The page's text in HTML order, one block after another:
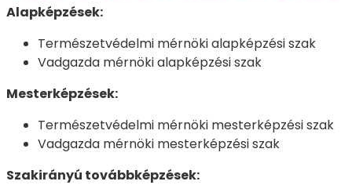
Alapképzések:
Természetvédelmi mérnöki alapképzési szak
Vadgazda mérnöki alapképzési szak
Mesterképzések:
Természetvédelmi mérnöki mesterképzési szak
Vadgazda mérnöki mesterképzési szak
Szakirányú továbbképzések: